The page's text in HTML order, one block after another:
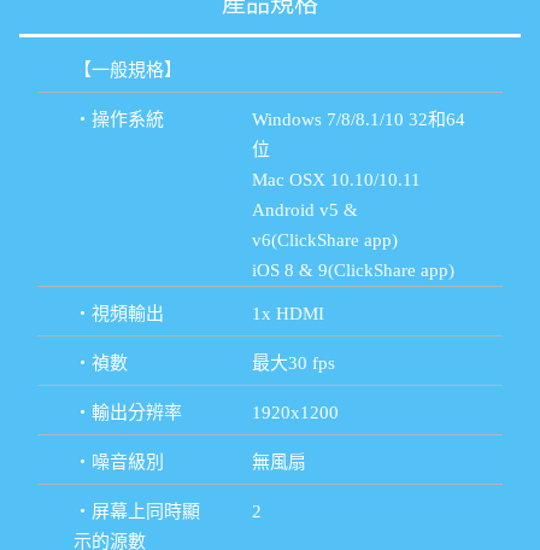
【一般規格】
・操作系統
Windows 7/8/8.1/10 32和64
位
Mac OSX 10.10/10.11
Android v5 &
v6(ClickShare app)
iOS 8 & 9(ClickShare app)
・視頻輸出 1x HDMI
・禎數 最大30 fps
・輸出分辨率 1920x1200
・噪音級別 無風扇
・屏幕上同時顯
示的源數
2